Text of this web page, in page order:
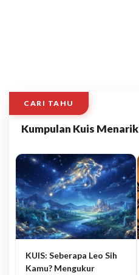
CARI TAHU
Kumpulan Kuis Menarik
KUIS: Seberapa Leo Sih
Kamu? Mengukur